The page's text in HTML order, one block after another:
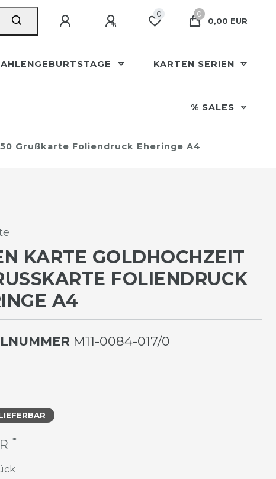
0
0
0,00 EUR
KARTEN SERIEN
% SALES
Grußkarte Foliendruck Eheringe A4
KARTE GOLDHOCHZEIT
FOLIENDRUCK E
A4
M11-0084-017/0
*